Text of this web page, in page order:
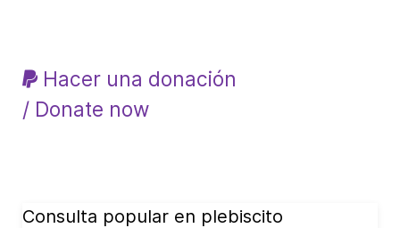
Hacer una donación
/ Donate now
Consulta popular en plebiscito